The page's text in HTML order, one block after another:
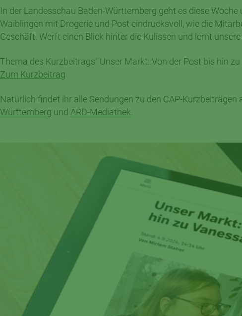
In der Landesschau Baden-Württemberg geht es diese
Waiblingen mit Drogerie und Post eindrucksvoll, wie die
Geschäft. Werft einen Blick hinter die Kulissen und lernt
Thema des Kurzbeitrags "Unser Markt: Von der Post bis hin
Zum Kurzbeitrag
Natürlich findet ihr alle Sendungen zu den CAP-Kurzbeiträgen
Württemberg und ARD-Mediathek